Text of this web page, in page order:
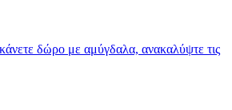
δώρο με αμύγδαλα, ανακαλύψτε τις